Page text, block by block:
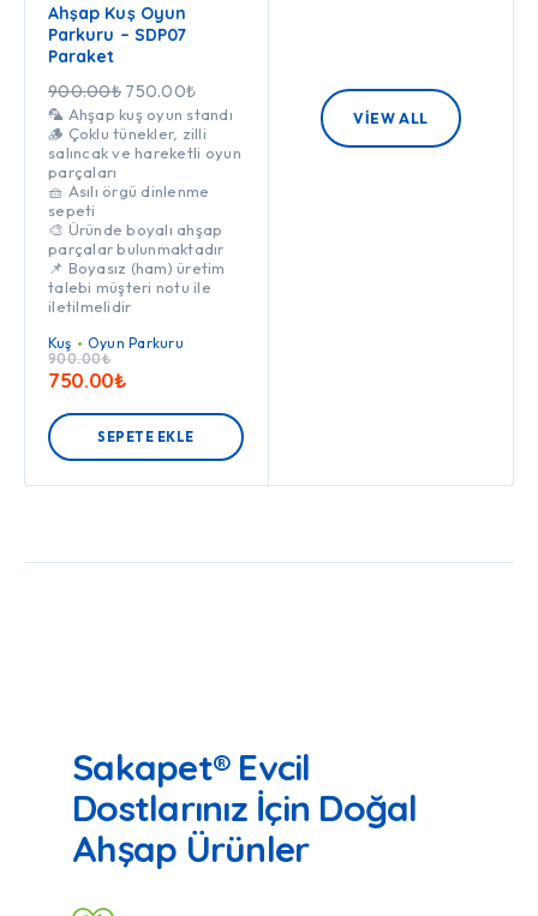
Ahşap Kuş Oyun
Parkuru – SDP07
Paraket
900.00₺ 750.00₺
🦜 Ahşap kuş oyun standı
🪵 Çoklu tünekler, zilli
salıncak ve hareketli oyun
parçaları
🧺 Asılı örgü dinlenme
sepeti
🎨 Üründe boyalı ahşap
parçalar bulunmaktadır
📌 Boyasız (ham) üretim
talebi müşteri notu ile
iletilmelidir
Kuş
Oyun Parkuru
900.00₺
750.00₺
SEPETE EKLE
VIEW ALL
Sakapet® Evcil
Dostlarınız İçin Doğal
Ahşap Ürünler